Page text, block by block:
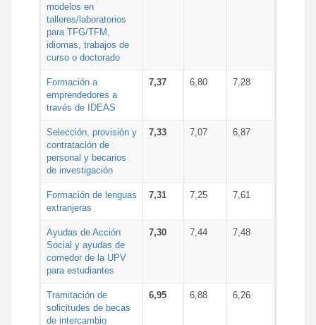
modelos en
talleres/laboratorios
para TFG/TFM,
idiomas, trabajos de
curso o doctorado
Formación a
emprendedores a
través de IDEAS
7,37 6,80 7,28
Selección, provisión y
contratación de
personal y becarios
de investigación
7,33 7,07 6,87
Formación de lenguas
extranjeras
7,31 7,25 7,61
Ayudas de Acción
Social y ayudas de
comedor de la UPV
para estudiantes
7,30 7,44 7,48
Tramitación de
solicitudes de becas
de intercambio
6,95 6,88 6,26